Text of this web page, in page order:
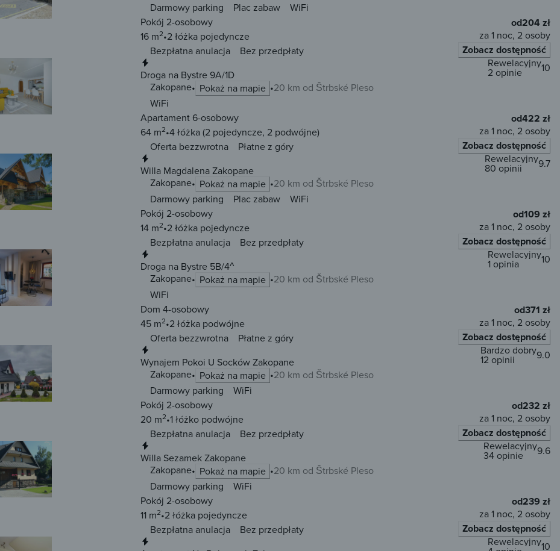
Darmowy parking Plac zabaw
WiFi
Pokój 2-osobowy
16 m2 2 łóżka pojedyncze
Bezpłatna anulacja
Bez przedpłaty
od204 zł
za 1 noc, 2 osoby
Zobacz dostępność
Droga na Bystre 9A/1D
Zakopane
Pokaż na mapie 20 km od Štrbské Pleso
10
Rewelacyjny
2 opinie
WiFi
Apartament 6-osobowy
64 m2 4 łóżka(2 pojedyncze, 2 podwójne)
Oferta bezzwrotna
Płatne z góry
od422 zł
za 1 noc, 2 osoby
Zobacz dostępność
Willa Magdalena Zakopane
Zakopane
Pokaż na mapie 20 km od Štrbské Pleso
9.7
Rewelacyjny
80 opinii
Darmowy parking Plac zabaw
WiFi
Pokój 2-osobowy
14 m2 2 łóżka pojedyncze
Bezpłatna anulacja
Bez przedpłaty
od109 zł
za 1 noc, 2 osoby
Zobacz dostępność
Droga na Bystre 5B/4^
Zakopane
Pokaż na mapie 20 km od Štrbské Pleso
10
Rewelacyjny
1 opinia
WiFi
Dom 4-osobowy
45 m2 2 łóżka podwójne
Oferta bezzwrotna
Płatne z góry
od371 zł
za 1 noc, 2 osoby
Zobacz dostępność
Wynajem Pokoi U Socków Zakopane
Zakopane
Pokaż na mapie 20 km od Štrbské Pleso
9.0
Bardzo dobry
12 opinii
Darmowy parking
WiFi
Pokój 2-osobowy
20 m2 1 łóżko podwójne
Bezpłatna anulacja
Bez przedpłaty
od232 zł
za 1 noc, 2 osoby
Zobacz dostępność
Willa Sezamek Zakopane
Zakopane
Pokaż na mapie 20 km od Štrbské Pleso
9.6
Rewelacyjny
34 opinie
Darmowy parking
WiFi
Pokój 2-osobowy
11 m2 2 łóżka pojedyncze
Bezpłatna anulacja
Bez przedpłaty
od239 zł
za 1 noc, 2 osoby
Zobacz dostępność
10
Rewelacyjny